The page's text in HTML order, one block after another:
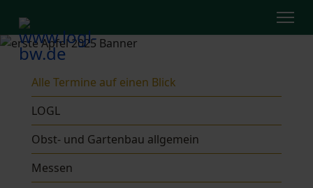
Alle Termine auf einen Blick
LOGL
Obst- und Gartenbau allgemein
Messen